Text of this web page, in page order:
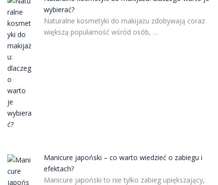
wybierać?
Naturalne kosmetyki do makijażu zdobywają coraz
większą popularność wśród osób, …
Manicure japoński – co warto wiedzieć o zabiegu i
efektach?
Manicure japoński to nie tylko zabieg upiększający,